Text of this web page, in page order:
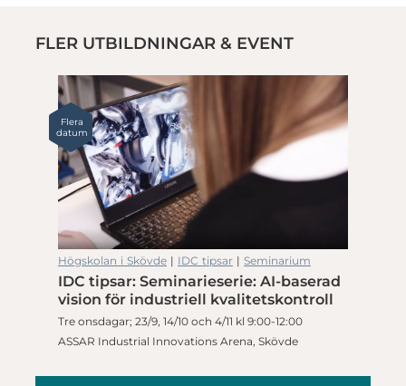
FLER UTBILDNINGAR & EVENT
Flera
datum
Högskolan i Skövde | IDC tipsar | Seminarium
IDC tipsar: Seminarieserie: AI-baserad
vision för industriell kvalitetskontroll
Tre onsdagar; 23/9, 14/10 och 4/11 kl 9:00-12:00
ASSAR Industrial Innovations Arena, Skövde